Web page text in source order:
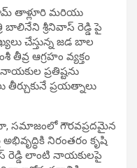
తాళ్లూరి మరియు
శ్రీనివాస్ రెడ్డి పై
చేస్తున్న జడ బాల
ఆగ్రహం వ్యక్తం
ప్రతిష్టను
తీర్చుకునే ప్రయత్నాలు
సమాజంలో గౌరవప్రదమైన
నిరంతరం కృషి
రెడ్డి లాంటి నాయకులపై